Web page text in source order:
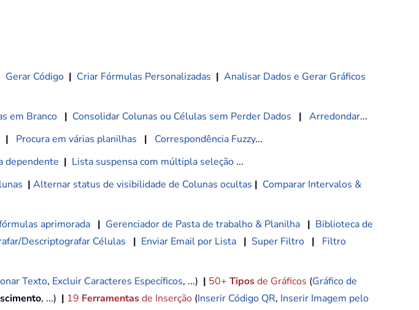
Gerar Código | Criar Fórmulas Personalizadas | Analisar Dados e Gerar Gráficos
em Branco | Consolidar Colunas ou Células sem Perder Dados | Arredondar...
| Procura em várias planilhas | Correspondência Fuzzy...
dependente | Lista suspensa com múltipla seleção ...
| Alternar status de visibilidade de Colunas ocultas | Comparar Intervalos &
aprimorada | Gerenciador de Pasta de trabalho & Planilha | Biblioteca de
Descriptografar Células | Enviar Email por Lista | Super Filtro |
Filtro
Texto, Excluir Caracteres Específicos, ...) | 50+ Tiposde Gráficos (Gráfico de
, ...) | 19 Ferramentasde Inserção (Inserir Código QR, Inserir Imagem pelo